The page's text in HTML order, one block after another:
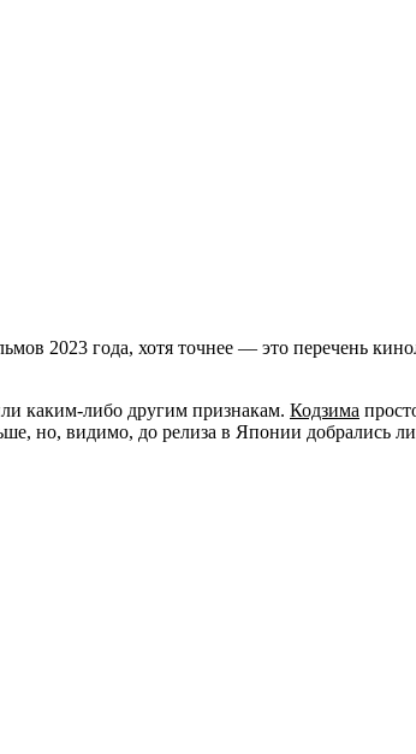
2023 года, хотя точнее — это перечень
каким-либо другим признакам. Кодзима
но, видимо, до релиза в Японии добрались